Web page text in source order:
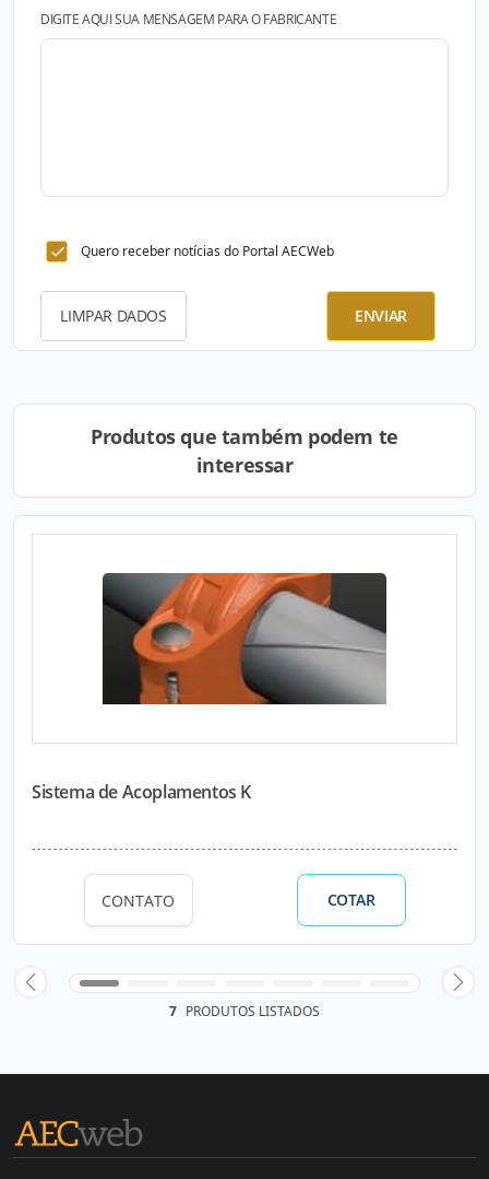
DIGITE AQUI SUA MENSAGEM PARA O FABRICANTE
Quero receber notícias do Portal AECWeb
LIMPAR DADOS ENVIAR
Produtos que também podem te
interessar
Sistema de Acoplamentos K
CONTATO COTAR
7 PRODUTOS LISTADOS